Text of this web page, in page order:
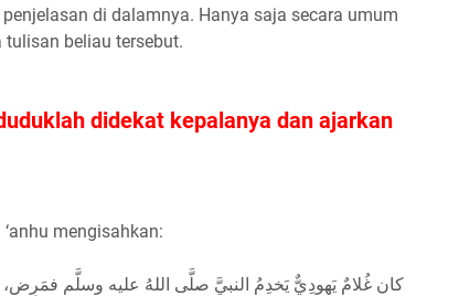
di dalamnya. Hanya saja secara umum
beliau tersebut.
didekat kepalanya dan ajarkan
mengisahkan:
كان غُلامٌ يَهودِيٌّ يَخدِمُ النبيَّ صلَّى اللهُ عليه وسلَّم فمَرِض،